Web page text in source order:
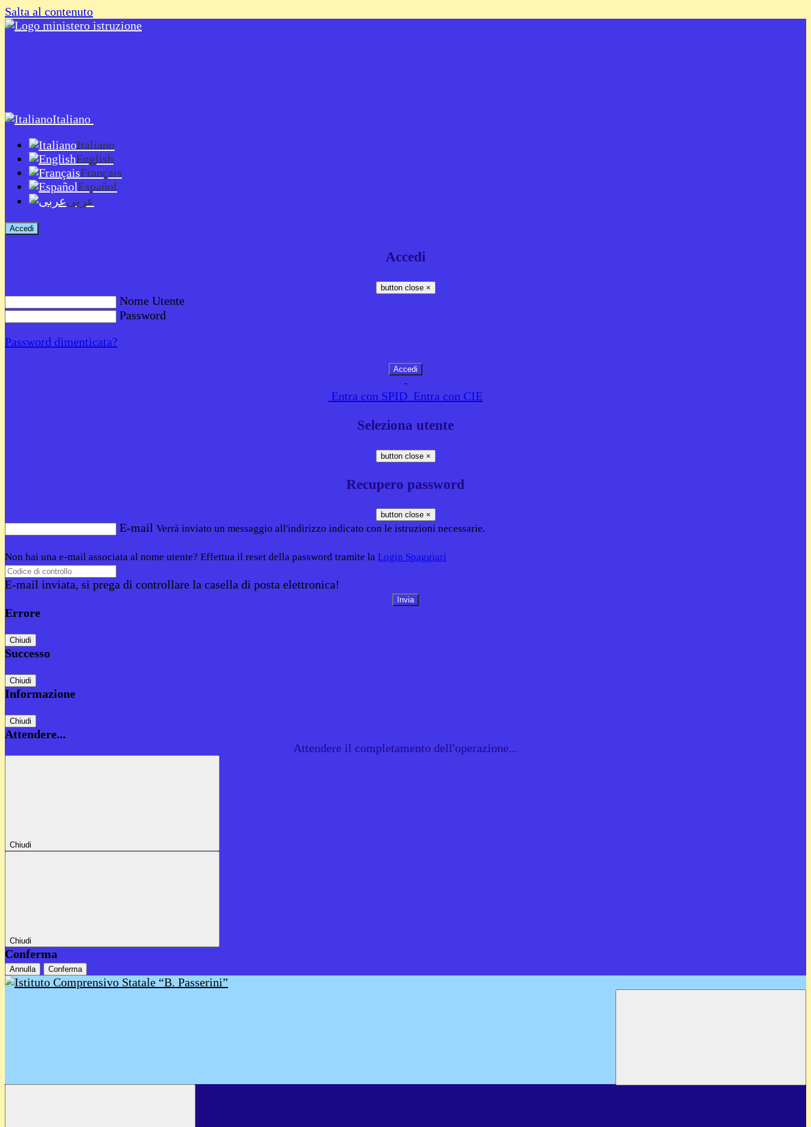
Salta al contenuto
Italiano
Italiano
English
Français
Español
عربى
Accedi
Accedi
button close ×
Nome Utente
Password
Password dimenticata?
-
Entra con SPID Entra con CIE
Seleziona utente
button close ×
Recupero password
button close ×
E-mail Verrà inviato un messaggio all'indirizzo indicato con le istruzioni necessarie.
Non hai una e-mail associata al nome utente? Effettua il reset della password tramite la Login Spaggiari
E-mail inviata, si prega di controllare la casella di posta elettronica!
Errore
Chiudi
Successo
Chiudi
Informazione
Chiudi
Attendere...
Attendere il completamento dell'operazione...
Chiudi
Chiudi
Conferma
Annulla Conferma